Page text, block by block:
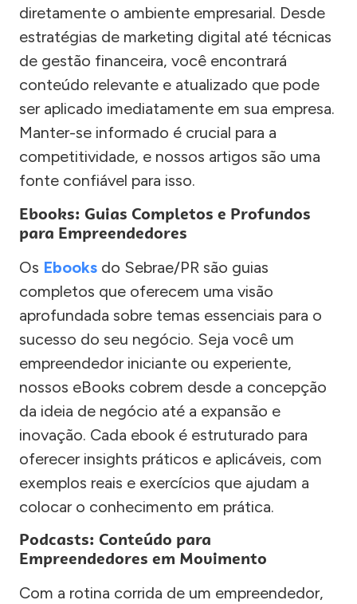
diretamente o ambiente empresarial. Desde
estratégias de marketing digital até técnicas
de gestão financeira, você encontrará
conteúdo relevante e atualizado que pode
ser aplicado imediatamente em sua empresa.
Manter-se informado é crucial para a
competitividade, e nossos artigos são uma
fonte confiável para isso.
Ebooks: Guias Completos e Profundos
para Empreendedores
Os Ebooks do Sebrae/PR são guias
completos que oferecem uma visão
aprofundada sobre temas essenciais para o
sucesso do seu negócio. Seja você um
empreendedor iniciante ou experiente,
nossos eBooks cobrem desde a concepção
da ideia de negócio até a expansão e
inovação. Cada ebook é estruturado para
oferecer insights práticos e aplicáveis, com
exemplos reais e exercícios que ajudam a
colocar o conhecimento em prática.
Podcasts: Conteúdo para
Empreendedores em Movimento
Com a rotina corrida de um empreendedor,